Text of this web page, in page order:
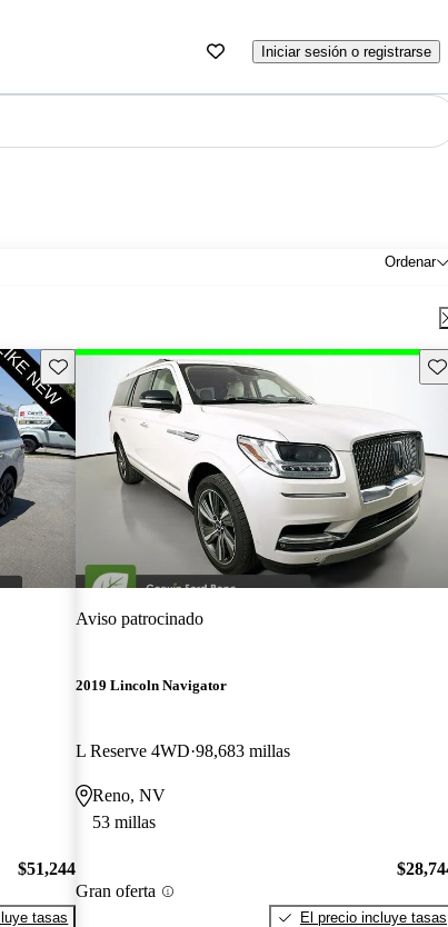
Iniciar sesión o registrarse
Ordenar
Guarda este Aviso
$51,244
tasas
Aviso patrocinado
2019 Lincoln Navigator
L Reserve 4WD 98,683 millas
Reno, NV
53 millas
Gran oferta
El precio incluye tasas